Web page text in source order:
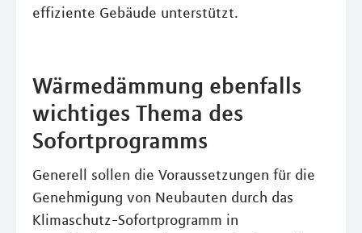
effiziente Gebäude unterstützt.
Wärmedämmung ebenfalls
wichtiges Thema des
Sofortprogramms
Generell sollen die Voraussetzungen für die
Genehmigung von Neubauten durch das
Klimaschutz-Sofortprogramm in